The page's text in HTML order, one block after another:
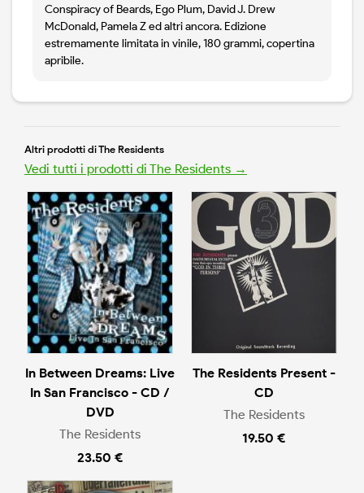
Conspiracy of Beards, Ego Plum, David J. Drew
McDonald, Pamela Z ed altri ancora. Edizione
estremamente limitata in vinile, 180 grammi, copertina
apribile.
Altri prodotti di The Residents
Vedi tutti i prodotti di The Residents →
In Between Dreams: Live
In San Francisco - CD /
DVD
The Residents
23.50 €
The Residents Present -
CD
The Residents
19.50 €